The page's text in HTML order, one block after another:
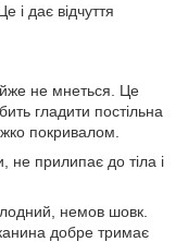
і дає відчуття
не мнеться. Це
гладити постільна
покривалом.
не прилипає до тіла і
немов шовк.
добре тримає